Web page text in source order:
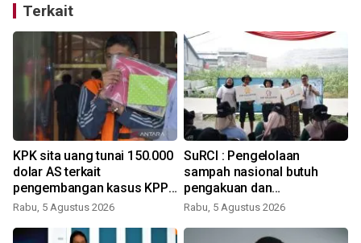
Terkait
KPK sita uang tunai 150.000
dolar AS terkait
pengembangan kasus KPP
Banjarmasin
Rabu, 5 Agustus 2026
SuRCI : Pengelolaan
sampah nasional butuh
pengakuan dan
perlindungan bagi pemulung
Rabu, 5 Agustus 2026